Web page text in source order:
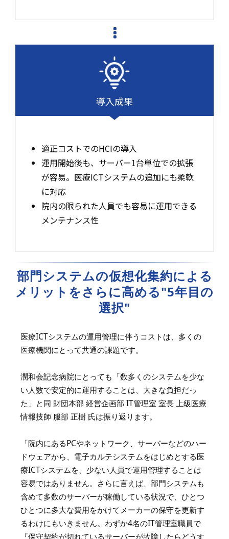
導入成果
適正コストでのHCIの導入
運用開始後も、サーバー1台単位での拡張
が容易。医療ICTシステムの追加にも柔軟
に対応
院内の限られた人員でも容易に運用できる
メンテナンス性
部門システムの仮想化集約による
メリットをさらに高める"5年目の
選択"
医療ICTシステムの運用管理に伴うコストは、多くの
医療機関にとって共通の課題です。
潤和会記念病院にとっても「数多くのシステムを少な
い人数で安定的に運用することは、大きな負担だっ
た」と同 財団本部 経営企画部 IT管理室 室長 上級医療
情報技師 服部 正樹 氏は振り返ります。
「院内にあるPCやネットワーク、サーバーなどのハー
ドウェアから、電子カルテシステムをはじめとする医
療ICTシステムを、少ない人員で運用管理することは
容易ではありません。さらに言えば、部門システムも
含めて多数のサーバーが稼働している状況で、ひとつ
ひとつに多大な費用をかけてメーカーの保守を更新す
るわけにもいきません。わずか4名のIT管理室職員で
『保守契約が切れているサーバーが故障したらどうす